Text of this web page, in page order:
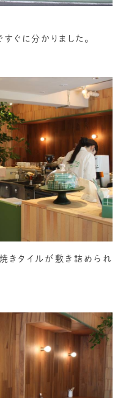
ぐに分かりました。
きタイルが敷き詰められ